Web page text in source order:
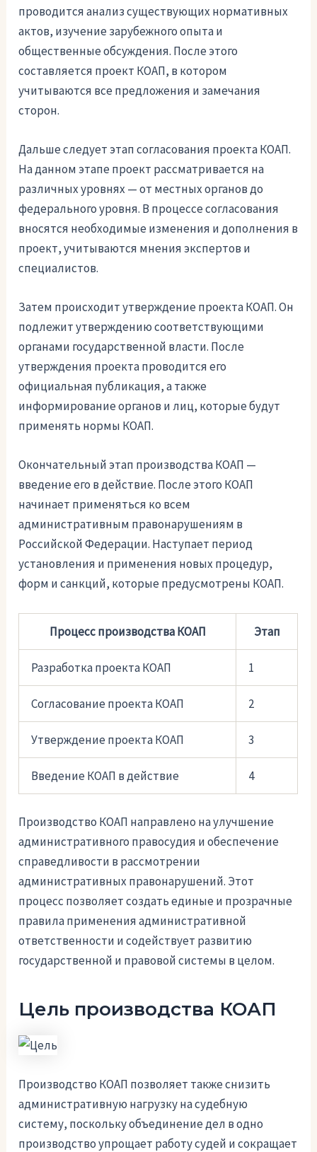
проводится анализ существующих нормативных
актов, изучение зарубежного опыта и
общественные обсуждения. После этого
составляется проект КОАП, в котором
учитываются все предложения и замечания
сторон.
Дальше следует этап согласования проекта КОАП.
На данном этапе проект рассматривается на
различных уровнях — от местных органов до
федерального уровня. В процессе согласования
вносятся необходимые изменения и дополнения в
проект, учитываются мнения экспертов и
специалистов.
Затем происходит утверждение проекта КОАП. Он
подлежит утверждению соответствующими
органами государственной власти. После
утверждения проекта проводится его
официальная публикация, а также
информирование органов и лиц, которые будут
применять нормы КОАП.
Окончательный этап производства КОАП —
введение его в действие. После этого КОАП
начинает применяться ко всем
административным правонарушениям в
Российской Федерации. Наступает период
установления и применения новых процедур,
форм и санкций, которые предусмотрены КОАП.
Процесс производства КОАП Этап
Разработка проекта КОАП 1
Согласование проекта КОАП 2
Утверждение проекта КОАП 3
Введение КОАП в действие 4
Производство КОАП направлено на улучшение
административного правосудия и обеспечение
справедливости в рассмотрении
административных правонарушений. Этот
процесс позволяет создать единые и прозрачные
правила применения административной
ответственности и содействует развитию
государственной и правовой системы в целом.
Цель производства КОАП
Производство КОАП позволяет также снизить
административную нагрузку на судебную
систему, поскольку объединение дел в одно
производство упрощает работу судей и сокращает